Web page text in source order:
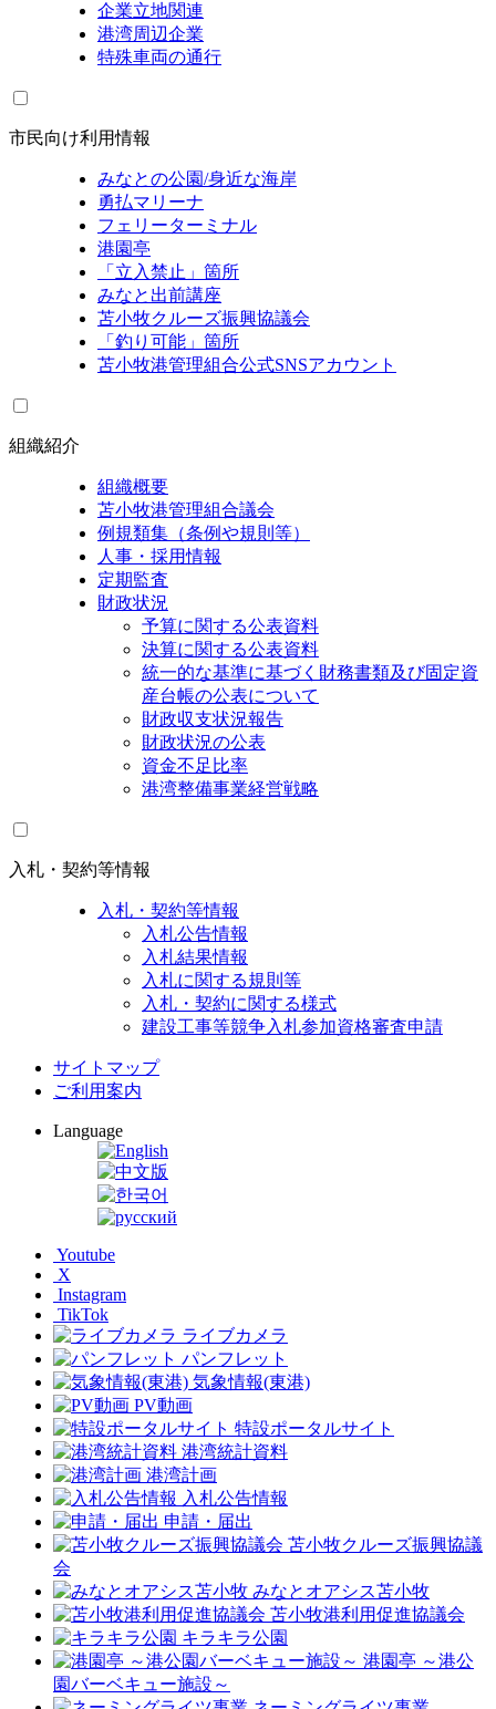
企業立地関連
港湾周辺企業
特殊車両の通行
市民向け利用情報
みなとの公園/身近な海岸
勇払マリーナ
フェリーターミナル
港園亭
「立入禁止」箇所
みなと出前講座
苫小牧クルーズ振興協議会
「釣り可能」箇所
苫小牧港管理組合公式SNSアカウント
組織紹介
組織概要
苫小牧港管理組合議会
例規類集（条例や規則等）
人事・採用情報
定期監査
財政状況
予算に関する公表資料
決算に関する公表資料
統一的な基準に基づく財務書類及び固定資
産台帳の公表について
財政収支状況報告
財政状況の公表
資金不足比率
港湾整備事業経営戦略
入札・契約等情報
入札・契約等情報
入札公告情報
入札結果情報
入札に関する規則等
入札・契約に関する様式
建設工事等競争入札参加資格審査申請
サイトマップ
ご利用案内
Language
Youtube
X
Instagram
TikTok
ライブカメラ
パンフレット
気象情報(東港)
PV動画
特設ポータルサイト
港湾統計資料
港湾計画
入札公告情報
申請・届出
苫小牧クルーズ振興協議
会
みなとオアシス苫小牧
苫小牧港利用促進協議会
キラキラ公園
港園亭 ～港公
園バーベキュー施設～